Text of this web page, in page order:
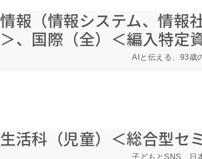
情報（情報システム、情報
＞、国際（全）＜編入特定
AIと伝える、93
生活科（児童）＜総合型セ
子どもとSNS、日